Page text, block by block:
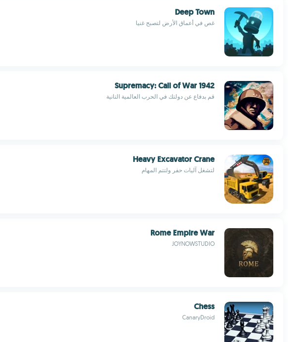
Deep Town
غص في أعماق الأرض لتصبح غنيا
Supremacy: Call of War 1942
قم بدفاع عن دولتك في الحرب العالمية التانية
Heavy Excavator Crane
لتشغل آليات حفر ولتتم المهام
Rome Empire War
JOYNOWSTUDIO
Chess
CanaryDroid